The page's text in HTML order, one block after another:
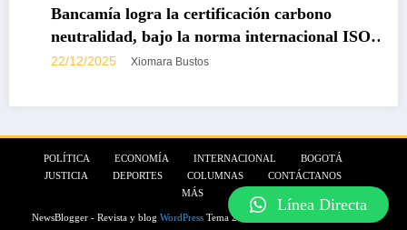
Bancamía logra la certificación carbono
neutralidad, bajo la norma internacional ISO
14068-1
22/12/2025 Xiomara Bustos
POLÍTICA ECONOMÍA INTERNACIONAL
BOGOTÁ
JUSTICIA
DEPORTES COLUMNAS
CONTÁCTANOS
MÁS
NewsBlogger - Revista y blog WordPressTema 2026 | Funciona con
Línea Directa